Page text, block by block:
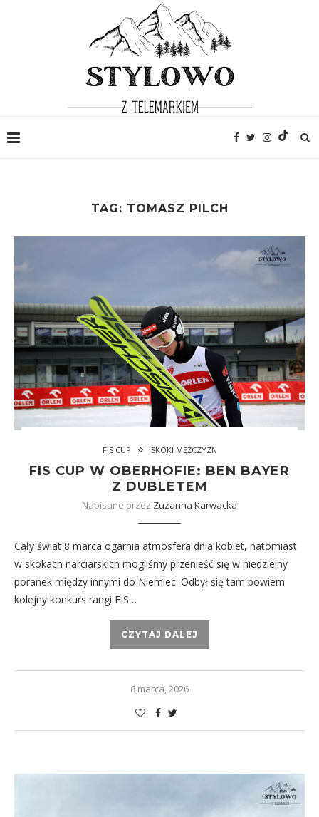
TAG: TOMASZ PILCH
FIS CUP SKOKI MĘŻCZYZN
FIS CUP W OBERHOFIE: BEN BAYER
Z DUBLETEM
Napisane przez Zuzanna Karwacka
Cały świat 8 marca ogarnia atmosfera dnia kobiet, natomiast
w skokach narciarskich mogliśmy przenieść się w niedzielny
poranek między innymi do Niemiec. Odbył się tam bowiem
kolejny konkurs rangi FIS…
CZYTAJ DALEJ
8 marca, 2026